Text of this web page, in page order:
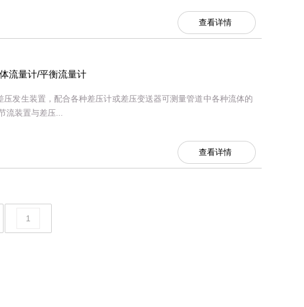
查看详情
流量计/平衡流量计
发生装置，配合各种差压计或差压变送器可测量管道中各种流体的
流装置与差压...
查看详情
1